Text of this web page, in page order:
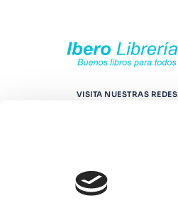
VISITA NUESTRAS REDES